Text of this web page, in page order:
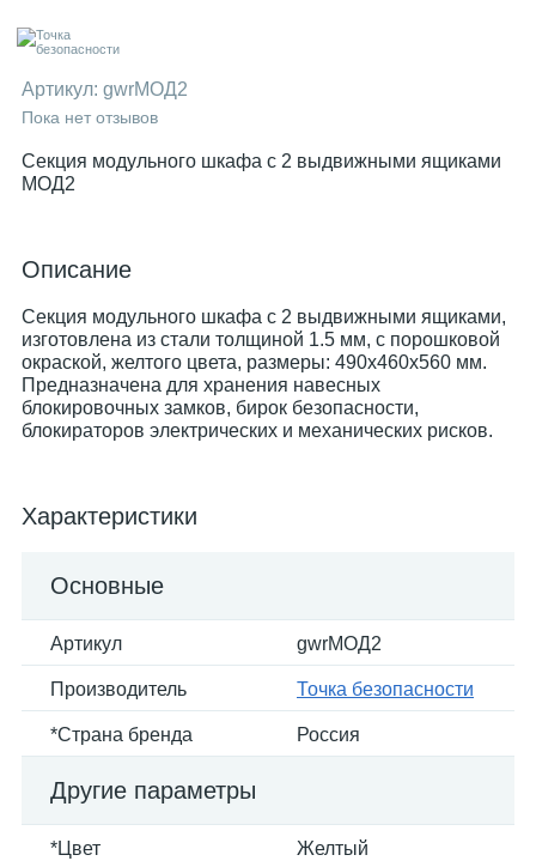
Артикул: gwrМОД2
Пока нет отзывов
Секция модульного шкафа с 2 выдвижными ящиками
МОД2
Описание
Секция модульного шкафа с 2 выдвижными ящиками,
изготовлена из стали толщиной 1.5 мм, с порошковой
окраской, желтого цвета, размеры: 490x460x560 мм.
Предназначена для хранения навесных
блокировочных замков, бирок безопасности,
блокираторов электрических и механических рисков.
Характеристики
Основные
Артикул gwrМОД2
Производитель Точка безопасности
*Страна бренда Россия
Другие параметры
*Цвет Желтый